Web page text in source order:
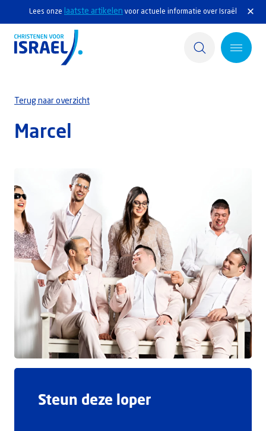
Lees onze laatste artikelen voor actuele informatie over Israël
Actief
Steun Israël
Service & Contact
Kennisbank
Doneer
Terug naar overzicht
Marcel
Steun deze loper